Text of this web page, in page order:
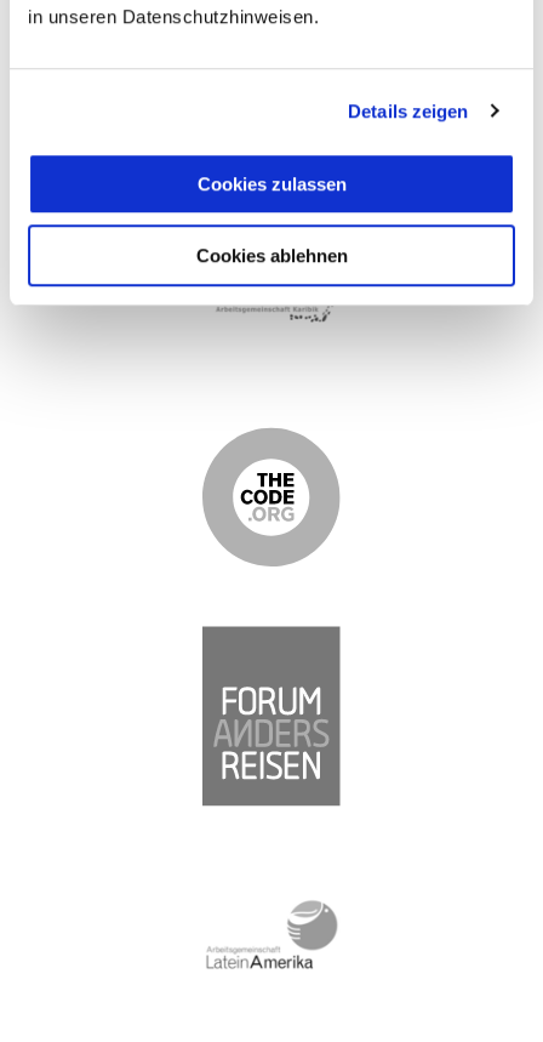
in unseren Datenschutzhinweisen.
Details zeigen
Cookies zulassen
Cookies ablehnen